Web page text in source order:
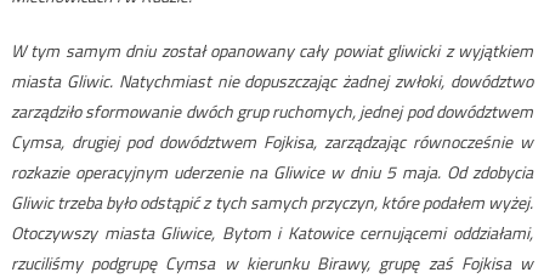
W tym samym dniu został opanowany cały powiat gliwicki z wyjątkiem
miasta Gliwic. Natychmiast nie dopuszczając żadnej zwłoki, dowództwo
zarządziło sformowanie dwóch grup ruchomych, jednej pod dowództwem
Cymsa, drugiej pod dowództwem Fojkisa, zarządzając równocześnie w
rozkazie operacyjnym uderzenie na Gliwice w dniu 5 maja. Od zdobycia
Gliwic trzeba było odstąpić z tych samych przyczyn, które podałem wyżej.
Otoczywszy miasta Gliwice, Bytom i Katowice cernującemi oddziałami,
rzuciliśmy podgrupę Cymsa w kierunku Birawy, grupę zaś Fojkisa w